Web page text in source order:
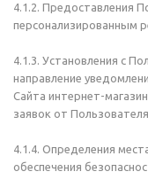
4.1.2. Предоставления
персонализированным
4.1.3. Установления с
направление
Сайта интернет-
заявок от
4.1.4. Определения
обеспечения